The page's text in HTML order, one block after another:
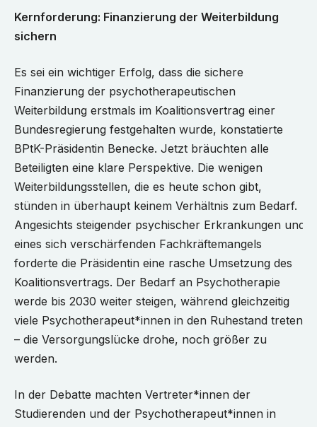
Kernforderung: Finanzierung der Weiterbildung
sichern
Es sei ein wichtiger Erfolg, dass die sichere
Finanzierung der psychotherapeutischen
Weiterbildung erstmals im Koalitionsvertrag einer
Bundesregierung festgehalten wurde, konstatierte
BPtK-Präsidentin Benecke. Jetzt bräuchten alle
Beteiligten eine klare Perspektive. Die wenigen
Weiterbildungsstellen, die es heute schon gibt,
stünden in überhaupt keinem Verhältnis zum Bedarf.
Angesichts steigender psychischer Erkrankungen und
eines sich verschärfenden Fachkräftemangels
forderte die Präsidentin eine rasche Umsetzung des
Koalitionsvertrags. Der Bedarf an Psychotherapie
werde bis 2030 weiter steigen, während gleichzeitig
viele Psychotherapeut*innen in den Ruhestand treten
– die Versorgungslücke drohe, noch größer zu
werden.
In der Debatte machten Vertreter*innen der
Studierenden und der Psychotherapeut*innen in